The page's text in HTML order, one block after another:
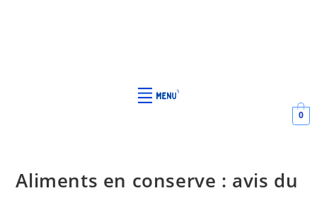
0
Aliments en conserve : avis du